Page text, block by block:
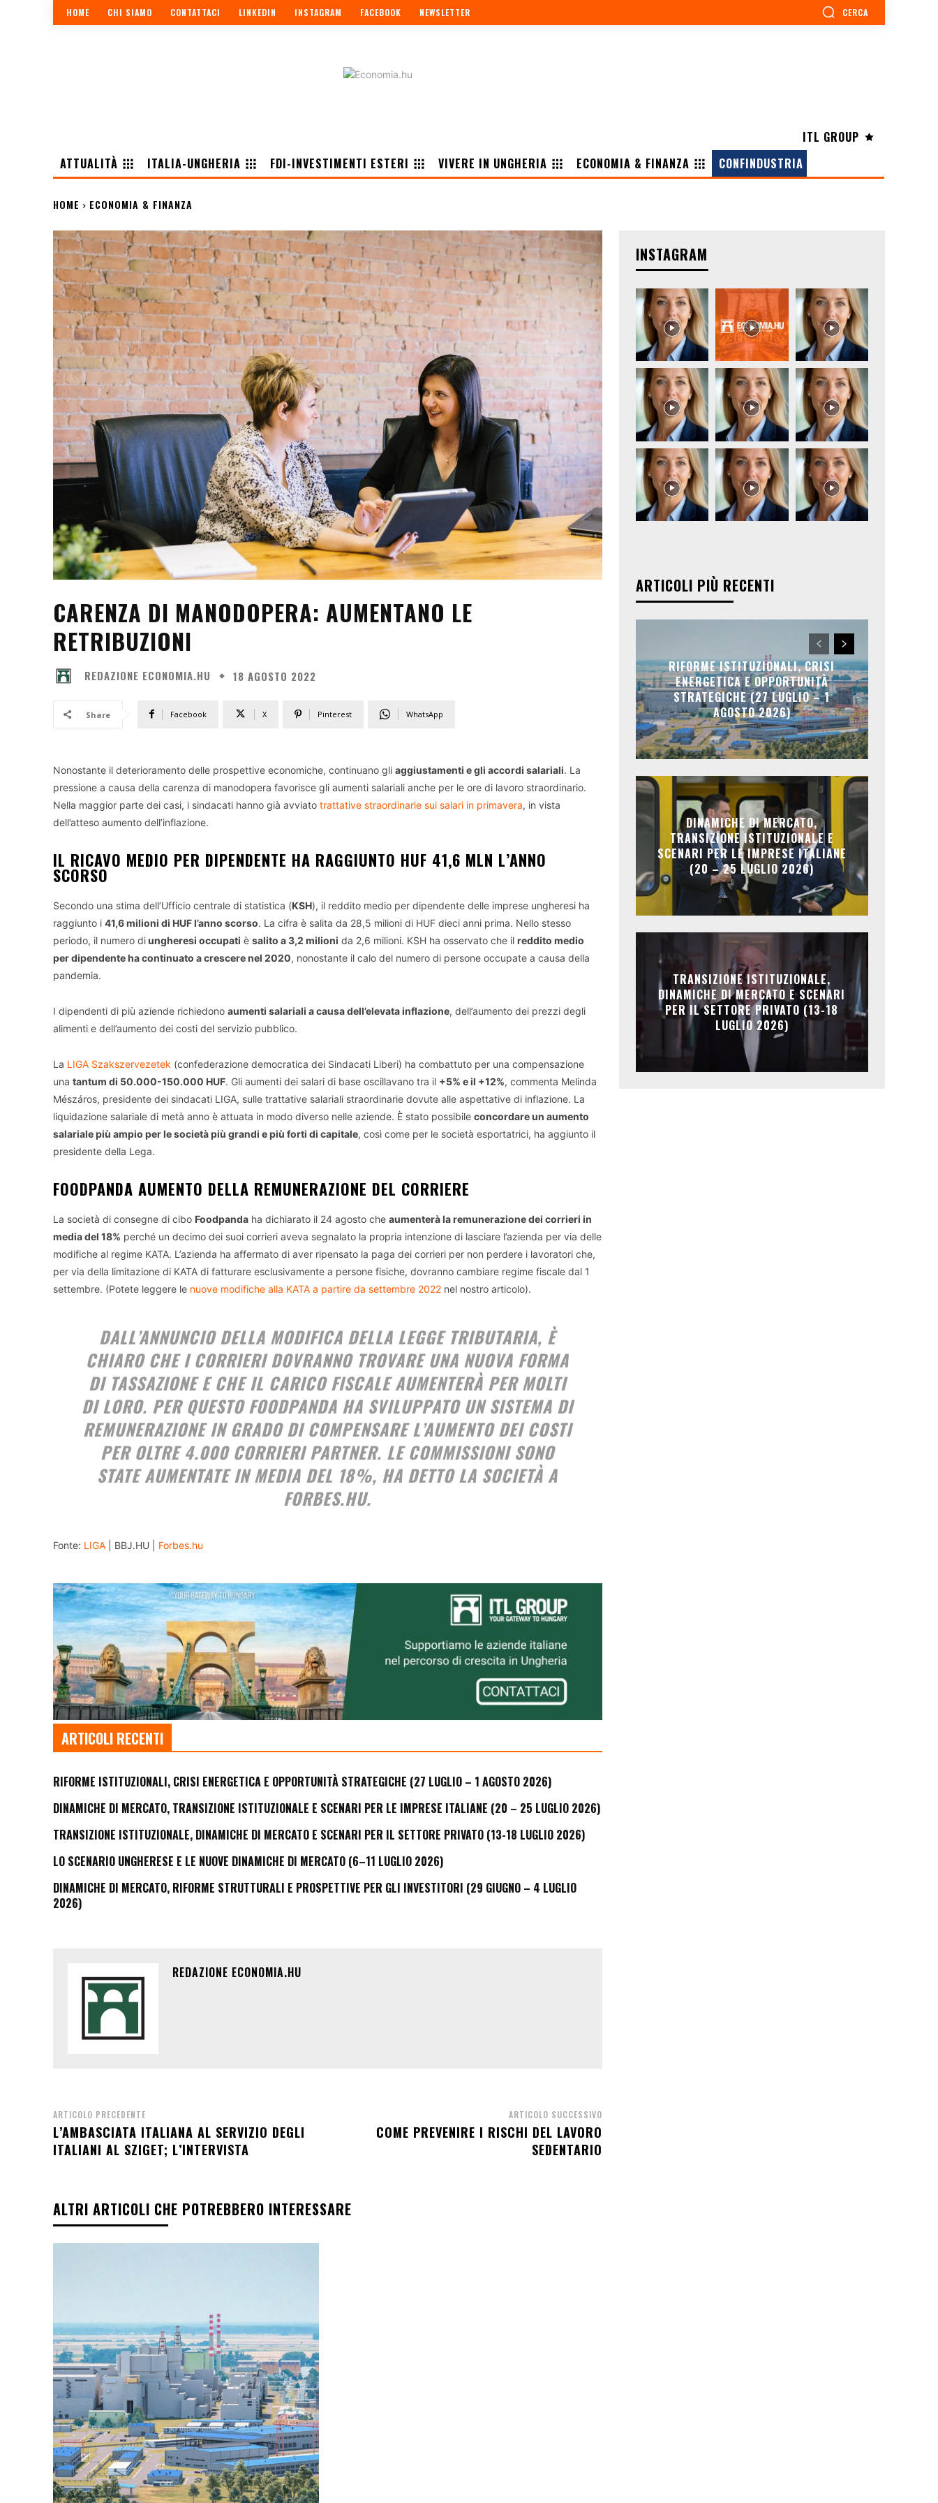
HOME CHI SIAMO CONTATTACI LINKEDIN INSTAGRAM FACEBOOK NEWSLETTER CERCA
ITL GROUP
ATTUALITÀ
ITALIA-UNGHERIA FDI-INVESTIMENTI ESTERI VIVERE IN UNGHERIA ECONOMIA & FINANZA CONFINDUSTRIA
HOME ECONOMIA & FINANZA
CARENZA DI MANODOPERA: AUMENTANO LE
RETRIBUZIONI
REDAZIONE ECONOMIA.HU 18 AGOSTO 2022
Share Facebook X Pinterest WhatsApp
Nonostante il deterioramento delle prospettive economiche, continuano gli aggiustamenti e gli accordi salariali. La
pressione a causa della carenza di manodopera favorisce gli aumenti salariali anche per le ore di lavoro straordinario.
Nella maggior parte dei casi, i sindacati hanno già avviato trattative straordinarie sui salari in primavera, in vista
dell’atteso aumento dell’inflazione.
IL RICAVO MEDIO PER DIPENDENTE HA RAGGIUNTO HUF 41,6 MLN L’ANNO
SCORSO
Secondo una stima dell’Ufficio centrale di statistica (KSH), il reddito medio per dipendente delle imprese ungheresi ha
raggiunto i 41,6 milioni di HUF l’anno scorso. La cifra è salita da 28,5 milioni di HUF dieci anni prima. Nello stesso
periodo, il numero diungheresi occupati è salito a 3,2 milioni da 2,6 milioni. KSH ha osservato che il reddito medio
per dipendente ha continuato a crescere nel 2020, nonostante il calo del numero di persone occupate a causa della
pandemia.
I dipendenti di più aziende richiedono aumenti salariali a causa dell’elevata inflazione, dell’aumento dei prezzi degli
alimenti e dell’aumento dei costi del servizio pubblico.
La LIGA Szakszervezetek (confederazione democratica dei Sindacati Liberi) ha combattuto per una compensazione
una tantum di 50.000-150.000 HUF. Gli aumenti dei salari di base oscillavano tra il +5% e il +12%, commenta Melinda
Mészáros, presidente dei sindacati LIGA, sulle trattative salariali straordinarie dovute alle aspettative di inflazione. La
liquidazione salariale di metà anno è attuata in modo diverso nelle aziende. È stato possibile concordare un aumento
salariale più ampio per le società più grandi e più forti di capitale, così come per le società esportatrici, ha aggiunto il
presidente della Lega.
FOODPANDA AUMENTO DELLA REMUNERAZIONE DEL CORRIERE
La società di consegne di cibo Foodpanda ha dichiarato il 24 agosto che aumenterà la remunerazione dei corrieri in
media del 18% perché un decimo dei suoi corrieri aveva segnalato la propria intenzione di lasciare l’azienda per via delle
modifiche al regime KATA. L’azienda ha affermato di aver ripensato la paga dei corrieri per non perdere i lavoratori che,
per via della limitazione di KATA di fatturare esclusivamente a persone fisiche, dovranno cambiare regime fiscale dal 1
settembre. (Potete leggere le nuove modifiche alla KATA a partire da settembre 2022 nel nostro articolo).
DALL’ANNUNCIO DELLA MODIFICA DELLA LEGGE TRIBUTARIA, È
CHIARO CHE I CORRIERI DOVRANNO TROVARE UNA NUOVA FORMA
DI TASSAZIONE E CHE IL CARICO FISCALE AUMENTERÀ PER MOLTI
DI LORO. PER QUESTO FOODPANDA HA SVILUPPATO UN SISTEMA DI
REMUNERAZIONE IN GRADO DI COMPENSARE L’AUMENTO DEI COSTI
PER OLTRE 4.000 CORRIERI PARTNER. LE COMMISSIONI SONO
STATE AUMENTATE IN MEDIA DEL 18%, HA DETTO LA SOCIETÀ A
FORBES.HU.
Fonte: LIGA | BBJ.HU | Forbes.hu
ARTICOLI RECENTI
RIFORME ISTITUZIONALI, CRISI ENERGETICA E OPPORTUNITÀ STRATEGICHE (27 LUGLIO – 1 AGOSTO 2026)
DINAMICHE DI MERCATO, TRANSIZIONE ISTITUZIONALE E SCENARI PER LE IMPRESE ITALIANE (20 – 25 LUGLIO 2026)
TRANSIZIONE ISTITUZIONALE, DINAMICHE DI MERCATO E SCENARI PER IL SETTORE PRIVATO (13-18 LUGLIO 2026)
LO SCENARIO UNGHERESE E LE NUOVE DINAMICHE DI MERCATO (6–11 LUGLIO 2026)
DINAMICHE DI MERCATO, RIFORME STRUTTURALI E PROSPETTIVE PER GLI INVESTITORI (29 GIUGNO – 4 LUGLIO
2026)
REDAZIONE ECONOMIA.HU
ARTICOLO PRECEDENTE
L’AMBASCIATA ITALIANA AL SERVIZIO DEGLI
ITALIANI AL SZIGET; L’INTERVISTA
ARTICOLO SUCCESSIVO
COME PREVENIRE I RISCHI DEL LAVORO
SEDENTARIO
ALTRI ARTICOLI CHE POTREBBERO INTERESSARE
INSTAGRAM
ARTICOLI PIÙ RECENTI
RIFORME ISTITUZIONALI, CRISI
ENERGETICA E OPPORTUNITÀ
STRATEGICHE (27 LUGLIO – 1
AGOSTO 2026)
DINAMICHE DI MERCATO,
TRANSIZIONE ISTITUZIONALE E
SCENARI PER LE IMPRESE ITALIANE
(20 – 25 LUGLIO 2026)
TRANSIZIONE ISTITUZIONALE,
DINAMICHE DI MERCATO E SCENARI
PER IL SETTORE PRIVATO (13-18
LUGLIO 2026)